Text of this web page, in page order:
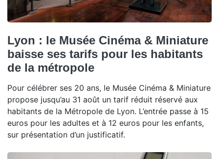
Lyon : le Musée Cinéma & Miniature
baisse ses tarifs pour les habitants
de la métropole
Pour célébrer ses 20 ans, le Musée Cinéma & Miniature
propose jusqu’au 31 août un tarif réduit réservé aux
habitants de la Métropole de Lyon. L’entrée passe à 15
euros pour les adultes et à 12 euros pour les enfants,
sur présentation d’un justificatif.